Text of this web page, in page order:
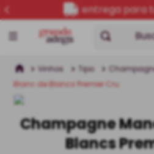
entrega para
Buscar
Vinhos Tipo
Blanc de Blancs Premier Cru
Champagne
Blancs